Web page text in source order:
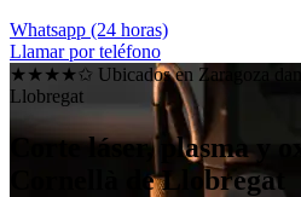
Whatsapp (24 horas)
Llamar por teléfono
★★★★✩ Ubicados en Zaragoza
Llobregat
Corte láser, plasma y
Cornellà de Llobregat